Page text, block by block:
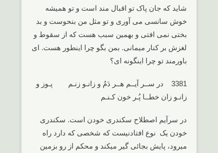
شاید که جان پاک تو اقبال مند است و تو همیشه
خوش سانسی می آوری و تو مثل من بنحوست و بد
بختی نمی افتی و بهمین سبب هست که از سقوط و
لغزش بر کنار میمانی. بمن بگو چرا اینطور هست. ای
باورمند تو چرا اینگونه ای؟
3381 در ســر آیــم هــر دَمُ و زانـو زنـم پـوز و
زانـو زان خطــا پُـر خون کـنـم
در سرآیم اصطلاح سکندری خودن است. سکندری
خودن یک نوع افتادنیست که شخصی که دارد راه
میرود، پایش بجائی گیر میکند و محکم از رو بزمین